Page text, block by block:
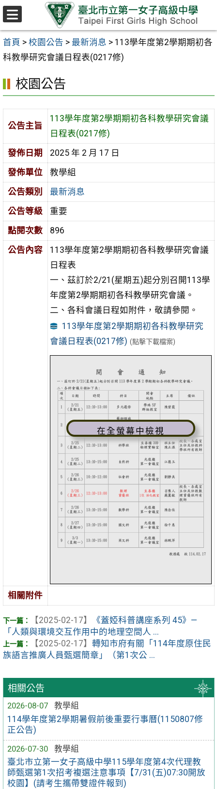
跳至主要內容區
首頁 > 校園公告 > 最新消息 > 113學年度第2學期期初各
科教學研究會議日程表(0217修)
相關公告
2026-08-07
教學組
114學年度第2學期暑假前後重要行事曆(1150807修
正公告)
2026-07-30
教學組
臺北市立第一女子高級中學115學年度第4次代理教
師甄選第1次招考複選注意事項【7/31(五)07:30開放
校園】(請考生攜帶雙證件報到)
校園公告
公告主旨
113學年度第2學期期初各科教學研究會議
日程表(0217修)
發佈日期
2025 年 2 月 17 日
發佈單位
教學組
公告類別
最新消息
公告等級
重要
點閱次數
896
公告內容
113學年度第2學期期初各科教學研究會議
日程表
一、茲訂於2/21(星期五)起分別召開113學
年度第2學期期初各科教學研究會議。
二、各科會議日程如附件，敬請參閱。
113學年度第2學期期初各科教學研究
會議日程表(0217修) (點擊下載檔案)
在全螢幕中檢視
相關附件
【2025-02-17】
《蓋婭科普講座系列 45》—
「人類與環境交互作用中的地理空間人 ...
【2025-02-17】 轉知市府有關「114年度原住民
族語言推廣人員甄選簡章」（第1次公 ...
選
單